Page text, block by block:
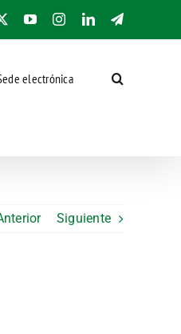
YouTubeInstagramLinkedInTelegram
electrónica
Siguiente